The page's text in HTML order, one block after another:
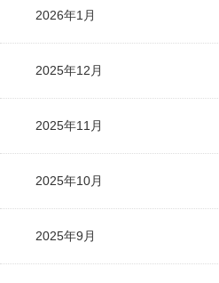
2026年1月
2025年12月
2025年11月
2025年10月
2025年9月